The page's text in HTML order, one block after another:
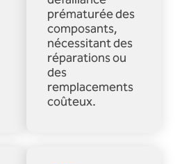
prématurée des
composants,
nécessitant des
réparations ou
des
remplacements
coûteux.